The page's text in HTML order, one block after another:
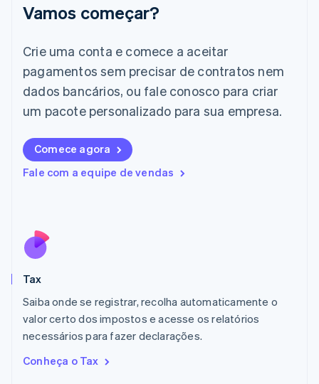
Vamos começar?
Crie uma conta e comece a aceitar
pagamentos sem precisar de contratos nem
dados bancários, ou fale conosco para criar
um pacote personalizado para sua empresa.
Comece agora
Fale com a equipe de vendas
Tax
Saiba onde se registrar, recolha automaticamente o
valor certo dos impostos e acesse os relatórios
necessários para fazer declarações.
Conheça o Tax
Irlanda
Itália
English
Japão
日本語English
Letônia
Liechtenstein
Deutsch English
Lituânia
English
English
Malta
Noruega
English
Nova Zelândia
Países Baixos